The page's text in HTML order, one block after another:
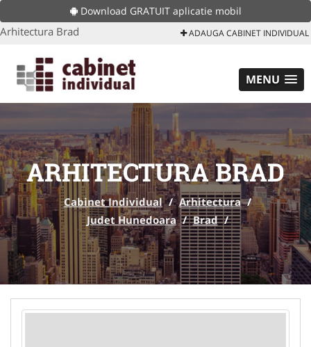
Download GRATUIT aplicatie mobil
Arhitectura Brad ADAUGA CABINET INDIVIDUAL
MENU
ARHITECTURA BRAD
Cabinet Individual / Arhitectura /
Judet Hunedoara / Brad /